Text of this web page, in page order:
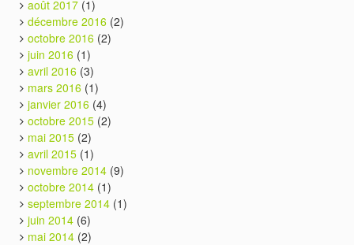
août 2017 (1)
décembre 2016 (2)
octobre 2016 (2)
juin 2016 (1)
avril 2016 (3)
mars 2016 (1)
janvier 2016 (4)
octobre 2015 (2)
mai 2015 (2)
avril 2015 (1)
novembre 2014 (9)
octobre 2014 (1)
septembre 2014 (1)
juin 2014 (6)
mai 2014 (2)